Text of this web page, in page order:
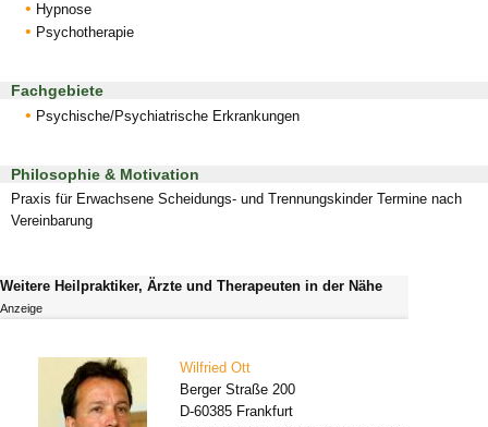
Hypnose
Psychotherapie
Fachgebiete
Psychische/Psychiatrische Erkrankungen
Philosophie & Motivation
Praxis für Erwachsene Scheidungs- und Trennungskinder Termine nach
Vereinbarung
Weitere Heilpraktiker, Ärzte und Therapeuten in der Nähe
Anzeige
Wilfried Ott
Berger Straße 200
D-60385 Frankfurt